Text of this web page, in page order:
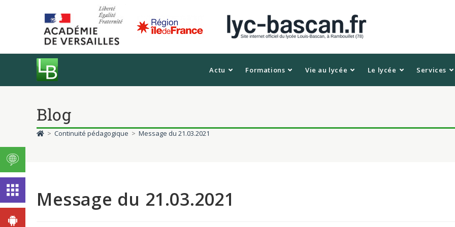
Actu Formations Vie au lycée Le lycée Services
Blog
> Continuité pédagogique > Message du 21.03.2021
Message du 21.03.2021